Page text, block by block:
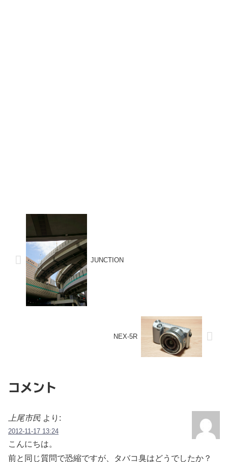
JUNCTION
NEX-5R
コメント
上尾市民 より:
2012-11-17 13:24
こんにちは。
前と同じ質問で恐縮ですが、タバコ臭はどうでしたか？